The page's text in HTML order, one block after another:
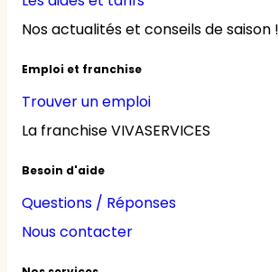
Nos actualités et conseils de saison !
Emploi et franchise
Trouver un emploi
La franchise VIVASERVICES
Besoin d'aide
Questions / Réponses
Nous contacter